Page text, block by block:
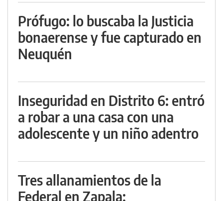
Prófugo: lo buscaba la Justicia
bonaerense y fue capturado en
Neuquén
Inseguridad en Distrito 6: entró
a robar a una casa con una
adolescente y un niño adentro
Tres allanamientos de la
Federal en Zapala: